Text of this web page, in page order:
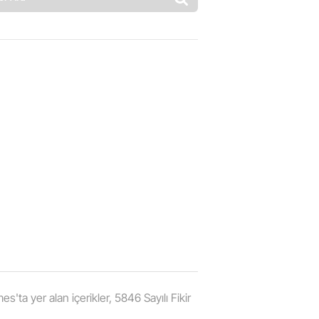
yer alan içerikler, 5846 Sayılı Fikir